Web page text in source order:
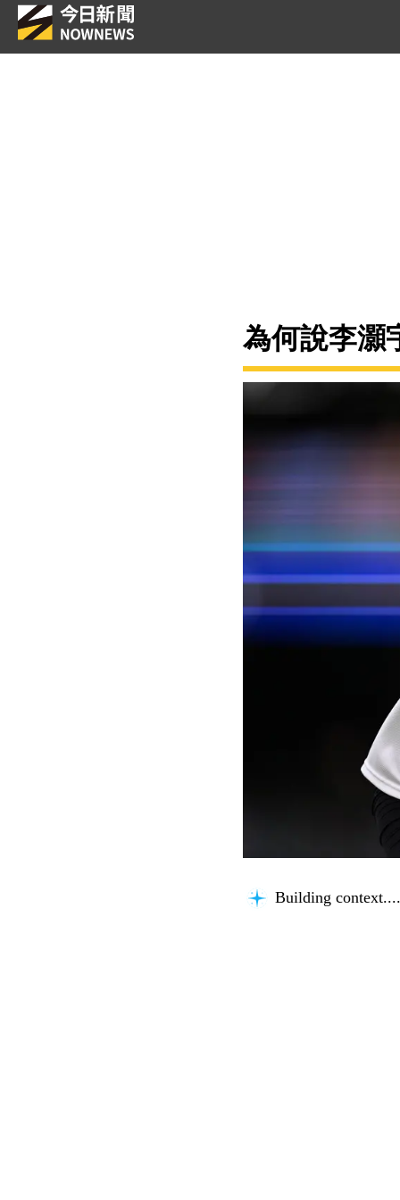
為何說李灝
Building context...